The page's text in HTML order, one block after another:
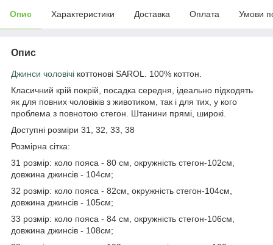
Опис Характеристики Доставка Оплата Умови
Опис
Джинси чоловічі коттонові SAROL. 100% коттон.
Класичний крій покрій, посадка середня, ідеально підходять
як для повних чоловіків з животиком, так і для тих, у кого
проблема з повнотою стегон. Штанини прямі, широкі.
Доступні розміри 31, 32, 33, 38
Розмірна сітка:
31 розмір: коло пояса - 80 см, окружність стегон-102см,
довжина джинсів - 104см;
32 розмір: коло пояса - 82см, окружність стегон-104см,
довжина джинсів - 105см;
33 розмір: коло пояса - 84 см, окружність стегон-106см,
довжина джинсів - 108см;